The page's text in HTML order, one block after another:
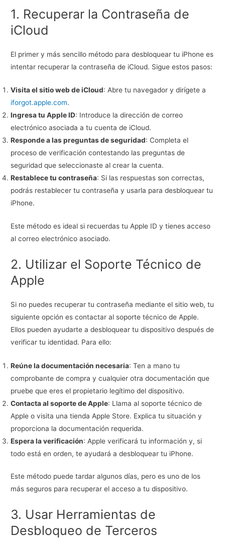
1. Recuperar la Contraseña de
iCloud
El primer y más sencillo método para desbloquear tu iPhone es
intentar recuperar la contraseña de iCloud. Sigue estos pasos:
Visita el sitio web de iCloud: Abre tu navegador y dirígete a
iforgot.apple.com.
Ingresa tu Apple ID: Introduce la dirección de correo
electrónico asociada a tu cuenta de iCloud.
Responde a las preguntas de seguridad: Completa el
proceso de verificación contestando las preguntas de
seguridad que seleccionaste al crear la cuenta.
Restablece tu contraseña: Si las respuestas son correctas,
podrás restablecer tu contraseña y usarla para desbloquear tu
iPhone.
Este método es ideal si recuerdas tu Apple ID y tienes acceso
al correo electrónico asociado.
2. Utilizar el Soporte Técnico de
Apple
Si no puedes recuperar tu contraseña mediante el sitio web, tu
siguiente opción es contactar al soporte técnico de Apple.
Ellos pueden ayudarte a desbloquear tu dispositivo después de
verificar tu identidad. Para ello:
Reúne la documentación necesaria: Ten a mano tu
comprobante de compra y cualquier otra documentación que
pruebe que eres el propietario legítimo del dispositivo.
Contacta al soporte de Apple: Llama al soporte técnico de
Apple o visita una tienda Apple Store. Explica tu situación y
proporciona la documentación requerida.
Espera la verificación: Apple verificará tu información y, si
todo está en orden, te ayudará a desbloquear tu iPhone.
Este método puede tardar algunos días, pero es uno de los
más seguros para recuperar el acceso a tu dispositivo.
3. Usar Herramientas de
Desbloqueo de Terceros